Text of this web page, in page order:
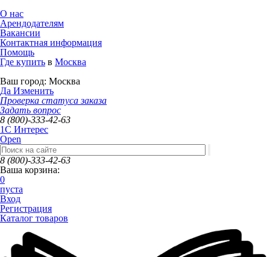
О нас
Арендодателям
Вакансии
Контактная информация
Помощь
Где купить в Москва
Ваш город: Москва
Да Изменить
Проверка статуса заказа
Задать вопрос
8 (800)-333-42-63
1C Интерес
Open
8 (800)-333-42-63
Ваша корзина:
0
пуста
Вход
Регистрация
Каталог товаров